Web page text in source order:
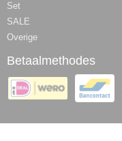
Set
SALE
Overige
Betaalmethodes